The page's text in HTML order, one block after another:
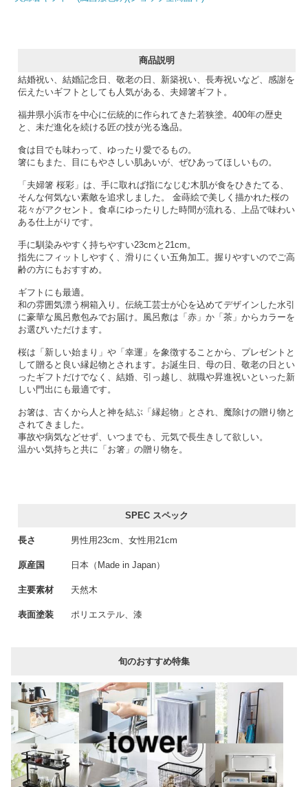
商品説明
結婚祝い、結婚記念日、敬老の日、新築祝い、長寿祝いなど、感謝を
伝えたいギフトとしても人気がある、夫婦箸ギフト。
福井県小浜市を中心に伝統的に作られてきた若狭塗。400年の歴史
と、未だ進化を続ける匠の技が光る逸品。
食は目でも味わって、ゆったり愛でるもの。
箸にもまた、目にもやさしい肌あいが、ぜひあってほしいもの。
「夫婦箸 桜彩」は、手に取れば指になじむ木肌が食をひきたてる、
そんな何気ない素敵を追求しました。 金蒔絵で美しく描かれた桜の
花々がアクセント。食卓にゆったりした時間が流れる、上品で味わい
ある仕上がりです。
手に馴染みやすく持ちやすい23cmと21cm。
指先にフィットしやすく、滑りにくい五角加工。握りやすいのでご高
齢の方にもおすすめ。
ギフトにも最適。
和の雰囲気漂う桐箱入り。伝統工芸士が心を込めてデザインした水引
に豪華な風呂敷包みでお届け。風呂敷は「赤」か「茶」からカラーを
お選びいただけます。
桜は「新しい始まり」や「幸運」を象徴することから、プレゼントと
して贈ると良い縁起物とされます。お誕生日、母の日、敬老の日とい
ったギフトだけでなく、結婚、引っ越し、就職や昇進祝いといった新
しい門出にも最適です。
お箸は、古くから人と神を結ぶ「縁起物」とされ、魔除けの贈り物と
されてきました。
事故や病気などせず、いつまでも、元気で長生きして欲しい。
温かい気持ちと共に「お箸」の贈り物を。
SPEC スペック
長さ 男性用23cm、女性用21cm
原産国 日本（Made in Japan）
主要素材 天然木
表面塗装 ポリエステル、漆
旬のおすすめ特集